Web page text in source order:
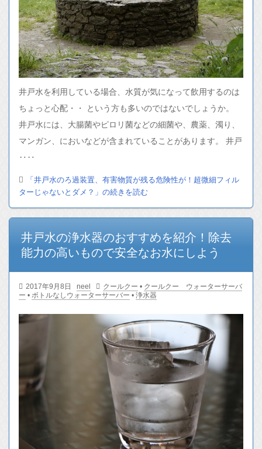
井戸水を利用している場合、水質が気になって飲用するのは
ちょっと心配・・ という方も多いのではないでしょうか。
井戸水には、大腸菌やピロリ菌などの細菌や、農薬、濁り、
マンガン、においなどが含まれていることがあります。 井戸
‥‥
「井戸水のろ過装置、有害物質が残る危険性が！超微細フィル
ターじゃないとダメ？」の続きを読む
井戸水の浄水器のおすすめを紹介！除去
能力の高いもので安全なお水にしよう
2017年9月8日 neel クールクー • クールクー ウォーターサーバ
ー • ボトルなしウォーターサーバー • 浄水器